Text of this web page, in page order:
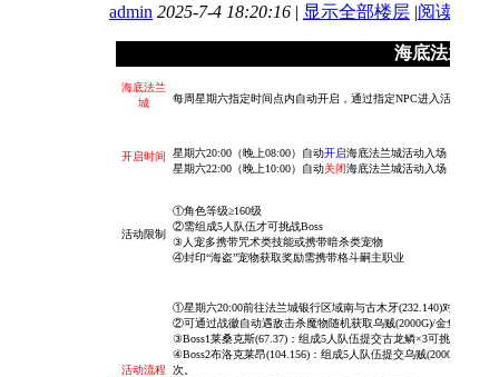
admin 2025-7-4 18:20:16 | 显示全部楼层 |阅读模式
海底法兰城
海底法兰
城
每周星期六指定时间点内自动开启，通过指定NPC进入活动专属
开启时间 星期六20:00（晚上08:00）自动开启海底法兰城活动入场
星期六22:00（晚上10:00）自动关闭海底法兰城活动入场
活动限制
①角色等级≥160级
②需组成5人队伍才可挑战Boss
③人宠多携带咒术类技能或携带暗杀类宠物
④封印“海盗”宠物获取奖励需携带格斗嗣主职业
活动流程
①星期六20:00前往法兰城银行区域南与古木牙(232.140)对话进入
②可通过战徽自动遇敌击杀魔物随机获取乌贼(2000G)/金鱼
③Boss1莱桑克斯(67.37)：组成5人队伍提交古龙鳞×3可挑战莱桑克
④Boss2布洛克莱昂(104.156)：组成5人队伍提交乌贼(2000G)×10+
次